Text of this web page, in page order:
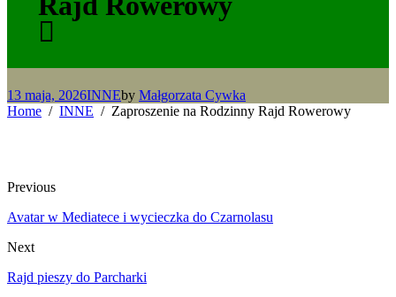
13 maja, 2026INNEby Małgorzata Cywka
Home
INNE Zaproszenie na Rodzinny Rajd Rowerowy
Previous
Avatar w Mediatece i wycieczka do Czarnolasu
Next
Rajd pieszy do Parcharki